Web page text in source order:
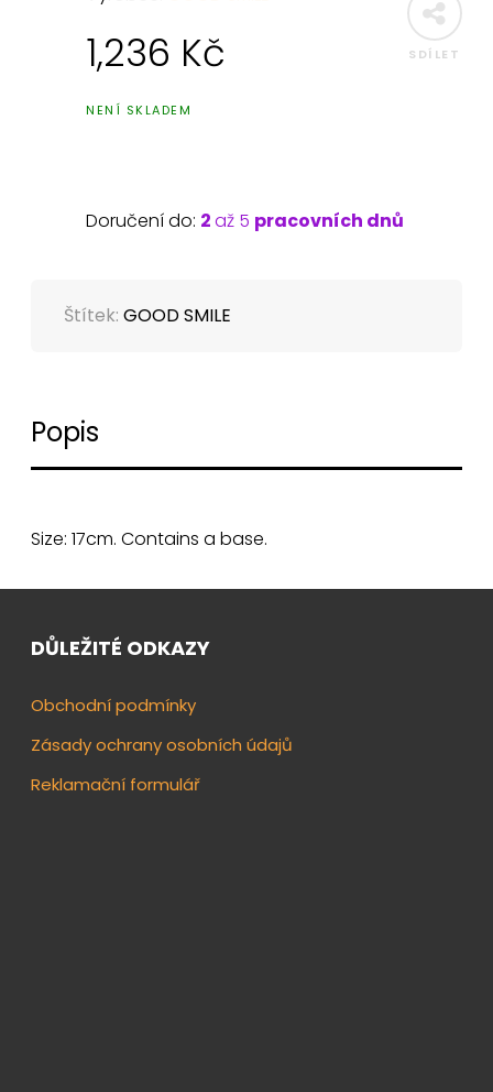
SDÍLET
1,236 Kč
NENÍ SKLADEM
Doručení do: 2až 5 pracovních dnů
Štítek:GOOD SMILE
Popis
Size: 17cm. Contains a base.
DŮLEŽITÉ ODKAZY
Obchodní podmínky
Zásady ochrany osobních údajů
Reklamační formulář